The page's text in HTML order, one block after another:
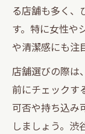
る店舗も多く、
す。特に女性や
や清潔感にも注
店舗選びの際は
前にチェックす
可否や持ち込み
しましょう。渋